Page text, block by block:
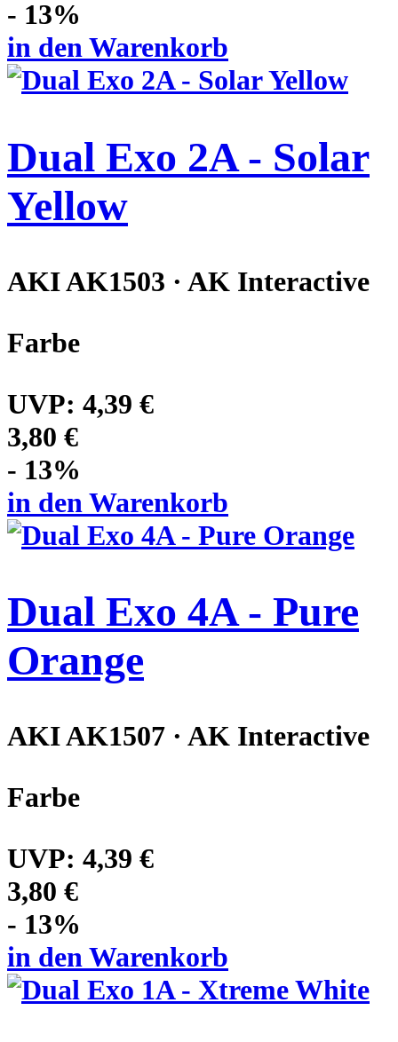
- 13%
in den Warenkorb
Dual Exo 2A - Solar
Yellow
AKI AK1503 · AK Interactive
Farbe
UVP: 4,39 €
3,80 €
- 13%
in den Warenkorb
Dual Exo 4A - Pure
Orange
AKI AK1507 · AK Interactive
Farbe
UVP: 4,39 €
3,80 €
- 13%
in den Warenkorb